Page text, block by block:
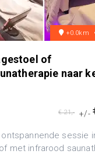
+0.0km
of
naar
+/-
€ 21,-
sessie
met infrarood